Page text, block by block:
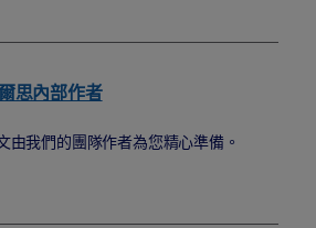
思內部作者
由我們的團隊作者為您精心準備。